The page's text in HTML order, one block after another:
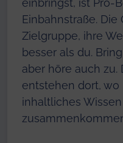
einbringst, ist Pro-
Einbahnstraße.
Zielgruppe, ihre
besser als du.
aber höre auch zu.
entstehen dort, wo
inhaltliches